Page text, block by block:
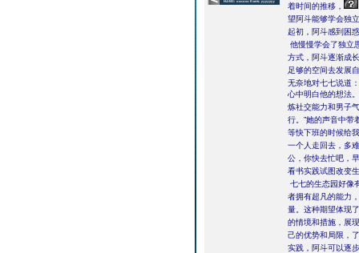
着时间的推移，
望阿斗能够学会独
起初，阿斗感到困
他慢慢学会了独立
方式，阿斗逐渐成
足够的空间去发展
无奈地对七七说道
心中明白他的想法
炼社交能力和男子
行。”她的声音中带
等快下班的时候给
一个人走回去，多
公，你快去忙吧，
看书实践试图改变
七七的生态园好像
者拥有超凡的能力
量。这种期望体现
的情境和措施，展
己的优势和局限，
实践，阿斗可以逐